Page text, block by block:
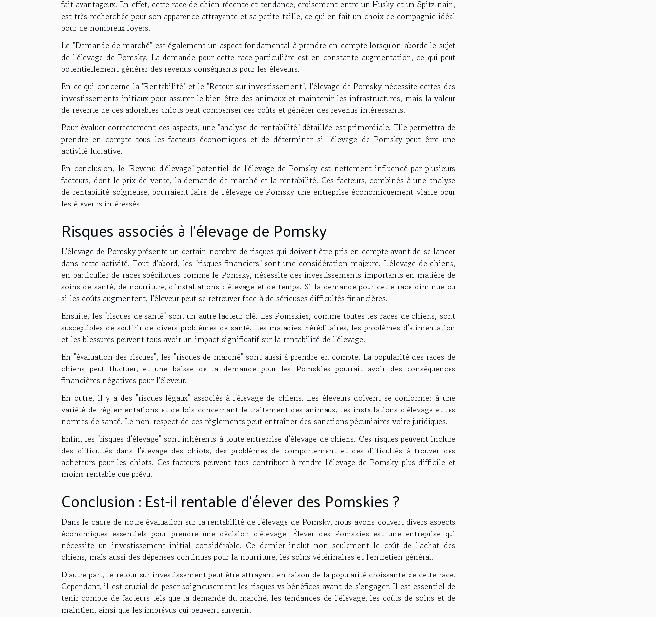
fait avantageux. En effet, cette race de chien récente et tendance, croisement entre un Husky et un Spitz nain,
est très recherchée pour son apparence attrayante et sa petite taille, ce qui en fait un choix de compagnie idéal
pour de nombreux foyers.
Le "Demande de marché" est également un aspect fondamental à prendre en compte lorsqu'on aborde le sujet
de l'élevage de Pomsky. La demande pour cette race particulière est en constante augmentation, ce qui peut
potentiellement générer des revenus conséquents pour les éleveurs.
En ce qui concerne la "Rentabilité" et le "Retour sur investissement", l'élevage de Pomsky nécessite certes des
investissements initiaux pour assurer le bien-être des animaux et maintenir les infrastructures, mais la valeur
de revente de ces adorables chiots peut compenser ces coûts et générer des revenus intéressants.
Pour évaluer correctement ces aspects, une "analyse de rentabilité" détaillée est primordiale. Elle permettra de
prendre en compte tous les facteurs économiques et de déterminer si l'élevage de Pomsky peut être une
activité lucrative.
En conclusion, le "Revenu d'élevage" potentiel de l'élevage de Pomsky est nettement influencé par plusieurs
facteurs, dont le prix de vente, la demande de marché et la rentabilité. Ces facteurs, combinés à une analyse
de rentabilité soigneuse, pourraient faire de l'élevage de Pomsky une entreprise économiquement viable pour
les éleveurs intéressés.
Risques associés à l'élevage de Pomsky
L'élevage de Pomsky présente un certain nombre de risques qui doivent être pris en compte avant de se lancer
dans cette activité. Tout d'abord, les "risques financiers" sont une considération majeure. L'élevage de chiens,
en particulier de races spécifiques comme le Pomsky, nécessite des investissements importants en matière de
soins de santé, de nourriture, d'installations d'élevage et de temps. Si la demande pour cette race diminue ou
si les coûts augmentent, l'éleveur peut se retrouver face à de sérieuses difficultés financières.
Ensuite, les "risques de santé" sont un autre facteur clé. Les Pomskies, comme toutes les races de chiens, sont
susceptibles de souffrir de divers problèmes de santé. Les maladies héréditaires, les problèmes d'alimentation
et les blessures peuvent tous avoir un impact significatif sur la rentabilité de l'élevage.
En "évaluation des risques", les "risques de marché" sont aussi à prendre en compte. La popularité des races de
chiens peut fluctuer, et une baisse de la demande pour les Pomskies pourrait avoir des conséquences
financières négatives pour l'éleveur.
En outre, il y a des "risques légaux" associés à l'élevage de chiens. Les éleveurs doivent se conformer à une
variété de réglementations et de lois concernant le traitement des animaux, les installations d'élevage et les
normes de santé. Le non-respect de ces règlements peut entraîner des sanctions pécuniaires voire juridiques.
Enfin, les "risques d'élevage" sont inhérents à toute entreprise d'élevage de chiens. Ces risques peuvent inclure
des difficultés dans l'élevage des chiots, des problèmes de comportement et des difficultés à trouver des
acheteurs pour les chiots. Ces facteurs peuvent tous contribuer à rendre l'élevage de Pomsky plus difficile et
moins rentable que prévu.
Conclusion : Est-il rentable d'élever des Pomskies ?
Dans le cadre de notre évaluation sur la rentabilité de l'élevage de Pomsky, nous avons couvert divers aspects
économiques essentiels pour prendre une décision d'élevage. Élever des Pomskies est une entreprise qui
nécessite un investissement initial considérable. Ce dernier inclut non seulement le coût de l'achat des
chiens, mais aussi des dépenses continues pour la nourriture, les soins vétérinaires et l'entretien général.
D'autre part, le retour sur investissement peut être attrayant en raison de la popularité croissante de cette race.
Cependant, il est crucial de peser soigneusement les risques vs bénéfices avant de s'engager. Il est essentiel de
tenir compte de facteurs tels que la demande du marché, les tendances de l'élevage, les coûts de soins et de
maintien, ainsi que les imprévus qui peuvent survenir.